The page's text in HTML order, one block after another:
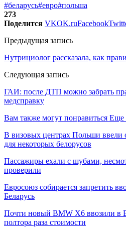
#беларусь#евро#польша
273
Поделится VKOK.ruFacebook
Предыдущая запись
Нутрициолог рассказала, как
Следующая запись
ГАИ: после ДТП можно забрать
медсправку
Вам также могут понравиться Еще
В визовых центрах Польши ввели
для некоторых белорусов
Пассажиры ехали с шубами,
проверили
Евросоюз собирается запретить
Беларусь
Почти новый BMW X6 ввозили в
полтора раза стоимости